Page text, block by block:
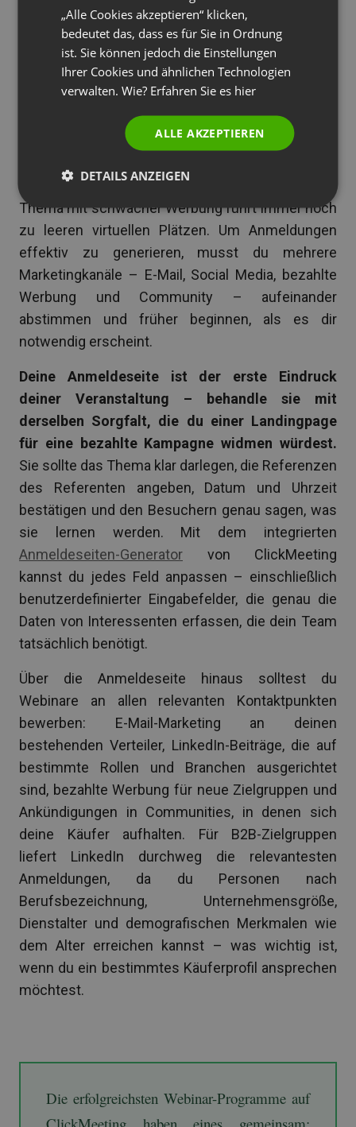
wandelt jede Live-Sitzung unmittelbar nach Ende
der Veranstaltung in einen On-Demand-Inhalt um
– komplett mit einem neuen Anmeldeformular, um
jeden zukünftigen Zuschauer zu erfassen.
Wie koordinierst du die Werbung, um
Anmeldungen zu generieren?
die Gewinnung von Anmeldungen. Ein großartiges
Thema mit schwacher Werbung führt immer noch
zu leeren virtuellen Plätzen. Um Anmeldungen
effektiv zu generieren, musst du mehrere
Marketingkanäle – E-Mail, Social Media, bezahlte
Werbung und Community – aufeinander
abstimmen und früher beginnen, als es dir
notwendig erscheint.
Deine Anmeldeseite ist der erste Eindruck
deiner Veranstaltung – behandle sie mit
derselben Sorgfalt, die du einer Landingpage
für eine bezahlte Kampagne widmen würdest.
Sie sollte das Thema klar darlegen, die Referenzen
des Referenten angeben, Datum und Uhrzeit
bestätigen und den Besuchern genau sagen, was
sie lernen werden. Mit dem integrierten
Anmeldeseiten-Generator von ClickMeeting
kannst du jedes Feld anpassen – einschließlich
benutzerdefinierter Eingabefelder, die genau die
Daten von Interessenten erfassen, die dein Team
tatsächlich benötigt.
Über die Anmeldeseite hinaus solltest du
Webinare an allen relevanten Kontaktpunkten
bewerben: E-Mail-Marketing an deinen
bestehenden Verteiler, LinkedIn-Beiträge, die auf
bestimmte Rollen und Branchen ausgerichtet
sind, bezahlte Werbung für neue Zielgruppen und
Ankündigungen in Communities, in denen sich
deine Käufer aufhalten. Für B2B-Zielgruppen
liefert LinkedIn durchweg die relevantesten
Anmeldungen, da du Personen nach
Berufsbezeichnung, Unternehmensgröße,
Dienstalter und demografischen Merkmalen wie
dem Alter erreichen kannst – was wichtig ist,
wenn du ein bestimmtes Käuferprofil ansprechen
möchtest.
Die erfolgreichsten Webinar-Programme auf
ITALIAN
„Alle Cookies akzeptieren“ klicken,
bedeutet das, dass es für Sie in Ordnung
ist. Sie können jedoch die Einstellungen
Ihrer Cookies und ähnlichen Technologien
verwalten. Wie? Erfahren Sie es hier
ALLE AKZEPTIEREN
DETAILS ANZEIGEN